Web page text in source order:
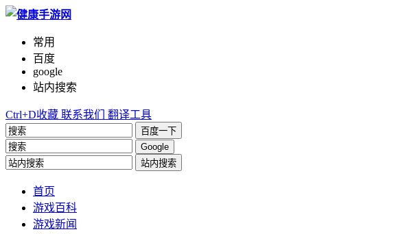
常用
百度
google
站内搜索
Ctrl+D收藏 联系我们 翻译工具
百度一下
Google
站内搜索
首页
游戏百科
游戏新闻